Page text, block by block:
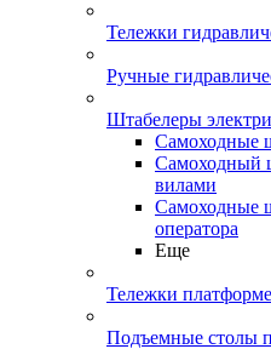
Тележки
Ручные
Штабелеры
Самоходные
Самоходный
вилами
Самоходные
оператора
Еще
Тележки
Подъемные столы